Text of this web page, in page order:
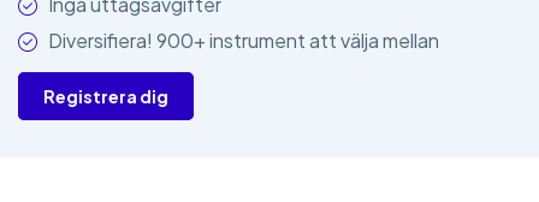
Diversifiera! 900+ instrument att välja mellan
Registrera dig